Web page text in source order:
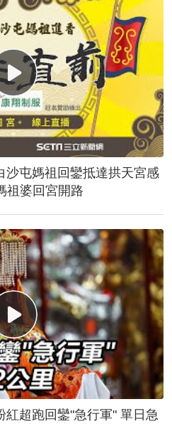
沙屯媽祖回鑾抵達拱天宮感
祖婆回宮開路
跑回鑾"急行軍" 單日急